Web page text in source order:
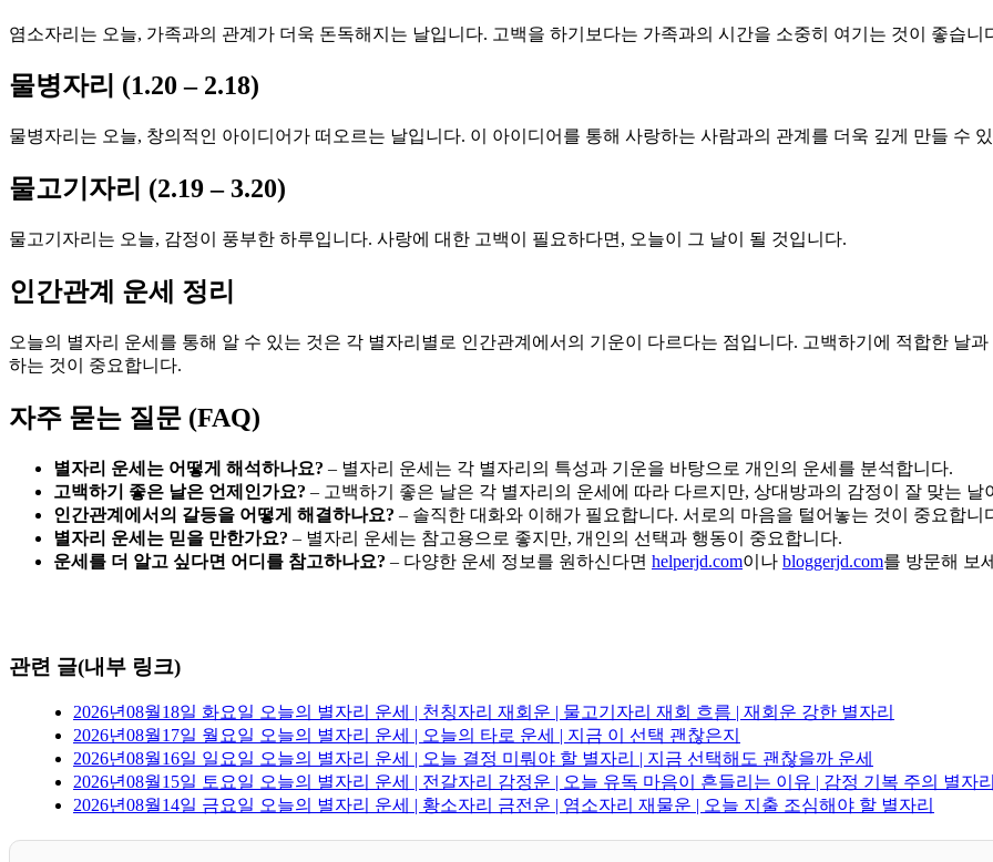
염소자리는 오늘, 가족과의 관계가 더욱 돈독해지는 날입니다. 고백을 하기보다는 가족과의 시간을 소중히 여기는 것이 좋습니
물병자리 (1.20 – 2.18)
물병자리는 오늘, 창의적인 아이디어가 떠오르는 날입니다. 이 아이디어를 통해 사랑하는 사람과의 관계를 더욱 깊게 만들 수
물고기자리 (2.19 – 3.20)
물고기자리는 오늘, 감정이 풍부한 하루입니다. 사랑에 대한 고백이 필요하다면, 오늘이 그 날이 될 것입니다.
인간관계 운세 정리
오늘의 별자리 운세를 통해 알 수 있는 것은 각 별자리별로 인간관계에서의 기운이 다르다는 점입니다. 고백하기에 적합한 날
하는 것이 중요합니다.
자주 묻는 질문 (FAQ)
별자리 운세는 어떻게 해석하나요? – 별자리 운세는 각 별자리의 특성과 기운을 바탕으로 개인의 운세를 분석합니다.
고백하기 좋은 날은 언제인가요? – 고백하기 좋은 날은 각 별자리의 운세에 따라 다르지만, 상대방과의 감정이 잘 맞는 날
인간관계에서의 갈등을 어떻게 해결하나요? – 솔직한 대화와 이해가 필요합니다. 서로의 마음을 털어놓는 것이 중요합니
별자리 운세는 믿을 만한가요? – 별자리 운세는 참고용으로 좋지만, 개인의 선택과 행동이 중요합니다.
운세를 더 알고 싶다면 어디를 참고하나요? – 다양한 운세 정보를 원하신다면 helperjd.com이나 bloggerjd.com를 방문해 보
관련 글(내부 링크)
2026년08월18일 화요일 오늘의 별자리 운세 | 천칭자리 재회운 | 물고기자리 재회 흐름 | 재회운 강한 별자리
2026년08월17일 월요일 오늘의 별자리 운세 | 오늘의 타로 운세 | 지금 이 선택 괜찮은지
2026년08월16일 일요일 오늘의 별자리 운세 | 오늘 결정 미뤄야 할 별자리 | 지금 선택해도 괜찮을까 운세
2026년08월15일 토요일 오늘의 별자리 운세 | 전갈자리 감정운 | 오늘 유독 마음이 흔들리는 이유 | 감정 기복 주의 별자
2026년08월14일 금요일 오늘의 별자리 운세 | 황소자리 금전운 | 염소자리 재물운 | 오늘 지출 조심해야 할 별자리